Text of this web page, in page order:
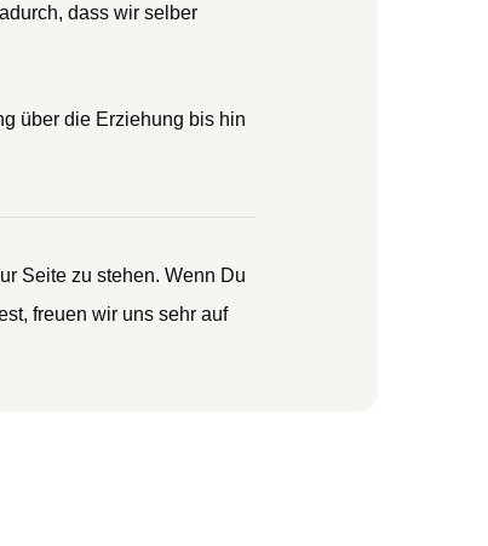
dass wir selber
über die Erziehung bis hin
Seite zu stehen. Wenn Du
freuen wir uns sehr auf